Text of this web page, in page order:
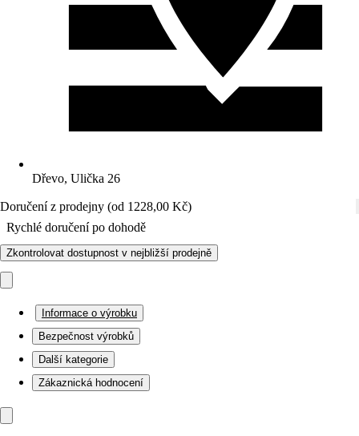
Dřevo, Ulička 26
Doručení z prodejny (od 1228,00 Kč)
Rychlé doručení po dohodě
Zkontrolovat dostupnost v nejbližší prodejně
Informace o výrobku
Bezpečnost výrobků
Další kategorie
Zákaznická hodnocení